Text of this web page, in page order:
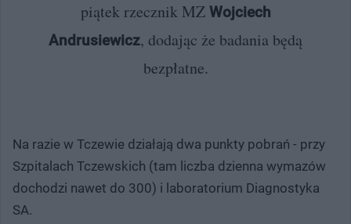
piątek rzecznik MZ Wojciech
Andrusiewicz, dodając że badania będą
bezpłatne.
Na razie w Tczewie działają dwa punkty pobrań - przy
Szpitalach Tczewskich (tam liczba dzienna wymazów
dochodzi nawet do 300) i laboratorium Diagnostyka
SA.